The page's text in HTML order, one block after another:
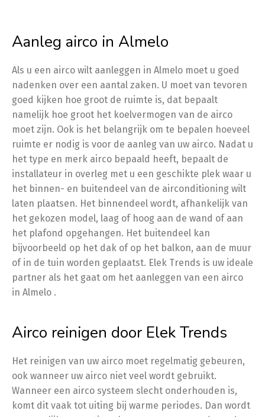
Aanleg airco in Almelo
Als u een airco wilt aanleggen in Almelo moet u goed
nadenken over een aantal zaken. U moet van tevoren
goed kijken hoe groot de ruimte is, dat bepaalt
namelijk hoe groot het koelvermogen van de airco
moet zijn. Ook is het belangrijk om te bepalen hoeveel
ruimte er nodig is voor de aanleg van uw airco. Nadat u
het type en merk airco bepaald heeft, bepaalt de
installateur in overleg met u een geschikte plek waar u
het binnen- en buitendeel van de airconditioning wilt
laten plaatsen. Het binnendeel wordt, afhankelijk van
het gekozen model, laag of hoog aan de wand of aan
het plafond opgehangen. Het buitendeel kan
bijvoorbeeld op het dak of op het balkon, aan de muur
of in de tuin worden geplaatst. Elek Trends is uw ideale
partner als het gaat om het aanleggen van een airco
in Almelo .
Airco reinigen door Elek Trends
Het reinigen van uw airco moet regelmatig gebeuren,
ook wanneer uw airco niet veel wordt gebruikt.
Wanneer een airco systeem slecht onderhouden is,
komt dit vaak tot uiting bij warme periodes. Dan wordt